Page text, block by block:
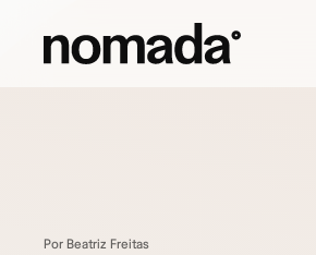
Por Beatriz Freitas